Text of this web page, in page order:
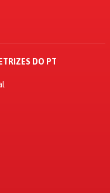
DO PT